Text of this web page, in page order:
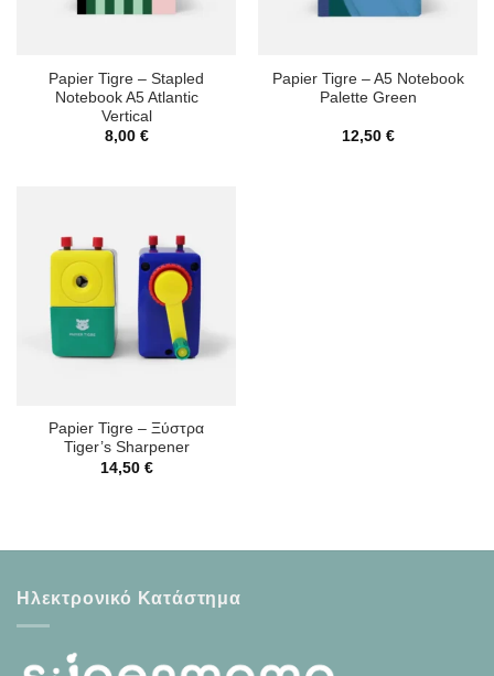
Papier Tigre – Stapled
Notebook A5 Atlantic
Vertical
8,00 €
Papier Tigre – A5 Notebook
Palette Green
12,50 €
Papier Tigre – Ξύστρα
Tiger’s Sharpener
14,50 €
Ηλεκτρονικό Κατάστημα